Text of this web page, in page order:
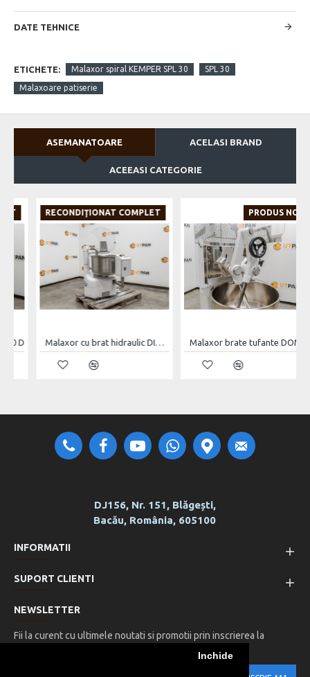
Inchide
DATE TEHNICE
ETICHETE: Malaxor spiral KEMPER SPL 30 SPL 30
Malaxoare patiserie
ASEMANATOARE ACELASI BRAND
ACEEASI CATEGORIE
RECONDIŢIONAT COMPLET
Malaxor cu brat hidraulic DIOSNA S35
PRODUS NOU
Malaxor brate tufante DOMINO TUFF 55
DJ156, Nr. 151, Blăgești,
Bacău, România, 605100
INFORMATII
SUPORT CLIENTI
NEWSLETTER
Fii la curent cu ultimele noutati si promotii prin inscrierea la